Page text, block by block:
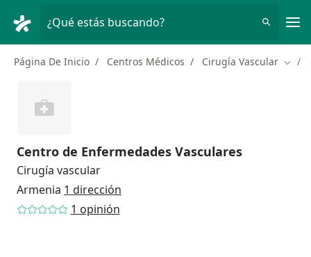
¿Qué estás buscando?
Página De Inicio Centros Médicos Cirugía Vascular
Centro de Enfermedades Vasculares
Cirugía vascular
Armenia 1 dirección
1 opinión